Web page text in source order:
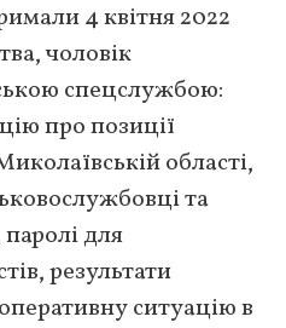
4 квітня 2022
чоловік
спецслужбою:
про позиції
області,
та
для
результати
ситуацію в